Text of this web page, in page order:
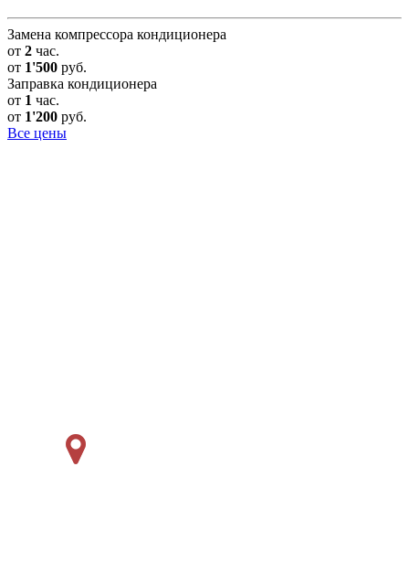
Замена компрессора кондиционера
от 2 час.
от 1'500 руб.
Заправка кондиционера
от 1 час.
от 1'200 руб.
Все цены